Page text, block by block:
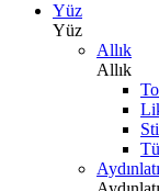
Yüz
Yüz
Allık
Allık